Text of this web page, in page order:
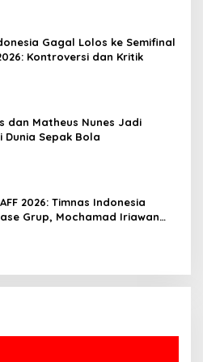
Gagal Lolos ke Semifinal
Kontroversi dan Kritik
dan Matheus Nunes Jadi
Dunia Sepak Bola
2026: Timnas Indonesia
Grup, Mochamad Iriawan